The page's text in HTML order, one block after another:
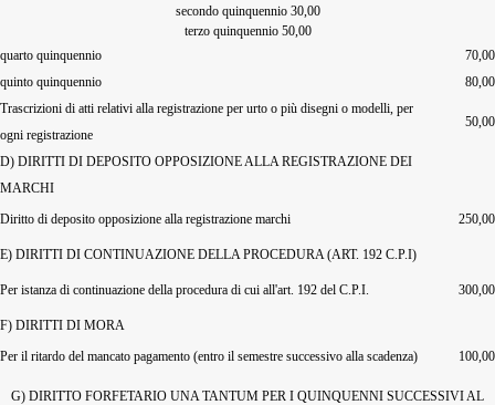
secondo quinquennio 30,00
terzo quinquennio 50,00
quarto quinquennio
70,00
quinto quinquennio
80,00
Trascrizioni di atti relativi alla registrazione per urto o più disegni o modelli, per
ogni registrazione
50,00
D) DIRITTI DI DEPOSITO OPPOSIZIONE ALLA REGISTRAZIONE DEI
MARCHI
Diritto di deposito opposizione alla registrazione marchi
250,00
E) DIRITTI DI CONTINUAZIONE DELLA PROCEDURA (ART. 192 C.P.I)
Per istanza di continuazione della procedura di cui all'art. 192 del C.P.I. 300,00
F) DIRITTI DI MORA
Per il ritardo del mancato pagamento (entro il semestre successivo alla scadenza)
100,00
G) DIRITTO FORFETARIO UNA TANTUM PER I QUINQUENNI SUCCESSIVI AL